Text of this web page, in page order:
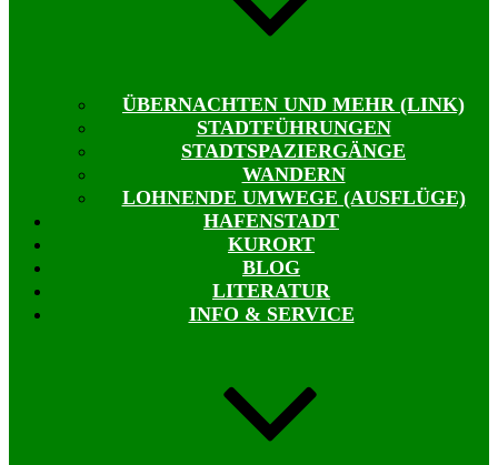
ÜBERNACHTEN UND MEHR (LINK)
STADTFÜHRUNGEN
STADTSPAZIERGÄNGE
WANDERN
LOHNENDE UMWEGE (AUSFLÜGE)
HAFENSTADT
KURORT
BLOG
LITERATUR
INFO & SERVICE